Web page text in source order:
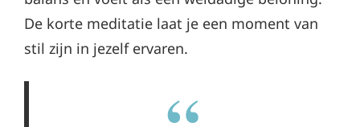
De korte meditatie laat je een moment van
stil zijn in jezelf ervaren.